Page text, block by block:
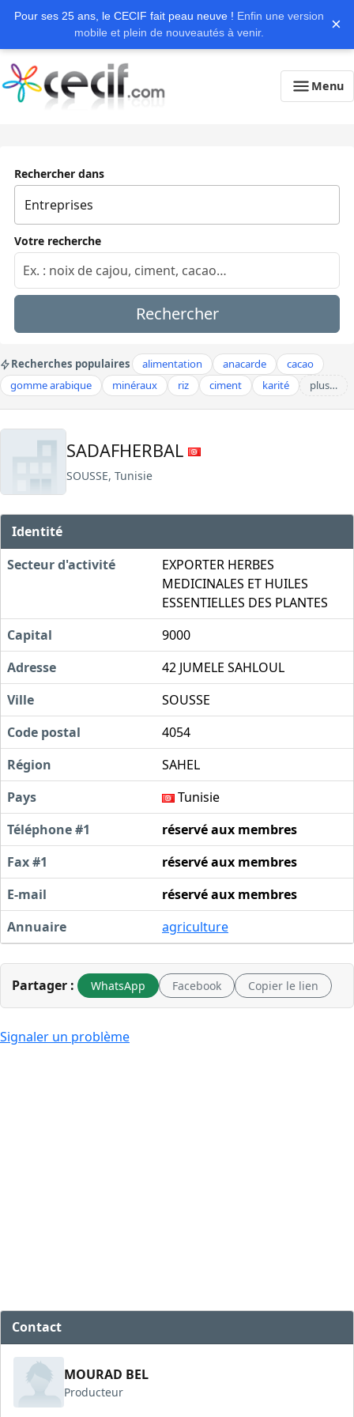
Pour ses 25 ans, le CECIF fait peau neuve ! Enfin une version
mobile et plein de nouveautés à venir.
×
Menu
Rechercher dans
Votre recherche
Rechercher
Recherches populaires alimentation anacarde
cacao
gomme arabique
minéraux riz ciment karité plus…
SADAFHERBAL
SOUSSE, Tunisie
Identité
Secteur d'activité
EXPORTER HERBES
MEDICINALES ET HUILES
ESSENTIELLES DES PLANTES
Capital
9000
Adresse
42 JUMELE SAHLOUL
Ville
SOUSSE
Code postal
4054
Région
SAHEL
Pays
Tunisie
Téléphone #1
réservé aux membres
Fax #1
réservé aux membres
E-mail
réservé aux membres
Annuaire
agriculture
Partager : WhatsApp Facebook Copier le lien
Signaler un problème
Contact
MOURAD BEL
Producteur